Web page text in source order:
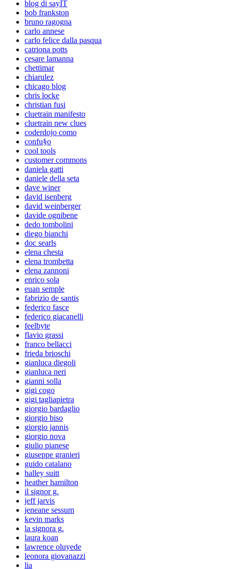
blog di sayIT
bob frankston
bruno ragogna
carlo annese
carlo felice dalla pasqua
catriona potts
cesare lamanna
chettimar
chiarulez
chicago blog
chris locke
christian fusi
cluetrain manifesto
cluetrain new clues
coderdojo como
confu§o
cool tools
customer commons
daniela gatti
daniele della seta
dave winer
david isenberg
david weinberger
davide ognibene
dedo tombolini
diego bianchi
doc searls
elena chesta
elena trombetta
elena zannoni
enrico sola
euan semple
fabrizio de santis
federico fasce
federico giacanelli
feelbyte
flavio grassi
franco bellacci
frieda brioschi
gianluca diegoli
gianluca neri
gianni solla
gigi cogo
gigi tagliapietra
giorgio bardaglio
giorgio biso
giorgio jannis
giorgio nova
giulio pianese
giuseppe granieri
guido catalano
halley suitt
heather hamilton
il signor g.
jeff jarvis
jeneane sessum
kevin marks
la signora g.
laura koan
lawrence oluyede
leonora giovanazzi
lia